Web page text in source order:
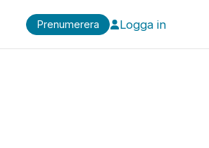
Prenumerera Logga in